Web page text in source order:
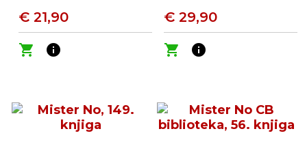
€ 21,90
shopping_cart
info
€ 29,90
shopping_cart
info